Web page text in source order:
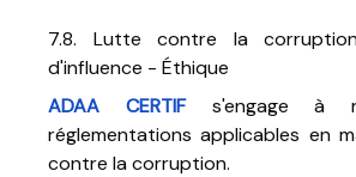
7.8. Lutte contre la
d'influence - Éthique
ADAA CERTIFs'engage à
réglementations applicables en
contre la corruption.